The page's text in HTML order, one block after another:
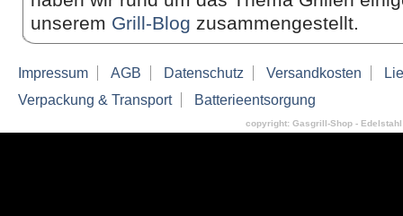
unserem Grill-Blog zusammen­gestellt.
Impressum AGB Datenschutz Versandkosten
Verpackung & Transport
Batterieentsorgung
copyright: Gasgrill-Shop -